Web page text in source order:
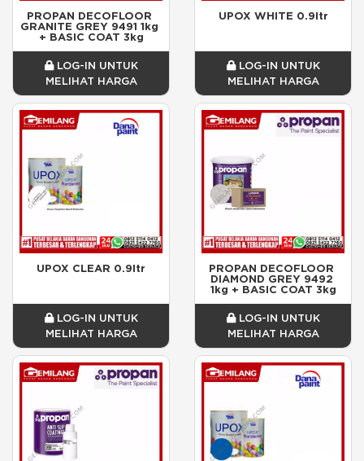
PROPAN DECOFLOOR
GRANITE GREY 9491 1kg
+ BASIC COAT 3kg
LOG-IN UNTUK
MELIHAT HARGA
UPOX WHITE 0.9ltr
LOG-IN UNTUK
MELIHAT HARGA
UPOX CLEAR 0.9ltr
LOG-IN UNTUK
MELIHAT HARGA
PROPAN DECOFLOOR
DIAMOND GREY 9492
1kg + BASIC COAT 3kg
LOG-IN UNTUK
MELIHAT HARGA